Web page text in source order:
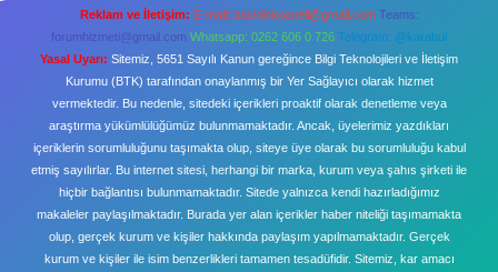
Reklam ve İletişim: E-mail: backlinkpaneli@gmail.com Teams:
forumhizmeti@gmail.com Whatsapp: 0262 606 0 726 Telegram: @karabul
Yasal Uyarı: Sitemiz, 5651 Sayılı Kanun gereğince Bilgi Teknolojileri ve İletişim
Kurumu (BTK) tarafından onaylanmış bir Yer Sağlayıcı olarak hizmet
vermektedir. Bu nedenle, sitedeki içerikleri proaktif olarak denetleme veya
araştırma yükümlülüğümüz bulunmamaktadır. Ancak, üyelerimiz yazdıkları
içeriklerin sorumluluğunu taşımakta olup, siteye üye olarak bu sorumluluğu kabul
etmiş sayılırlar. Bu internet sitesi, herhangi bir marka, kurum veya şahıs şirketi ile
hiçbir bağlantısı bulunmamaktadır. Sitede yalnızca kendi hazırladığımız
makaleler paylaşılmaktadır. Burada yer alan içerikler haber niteliği taşımamakta
olup, gerçek kurum ve kişiler hakkında paylaşım yapılmamaktadır. Gerçek
kurum ve kişiler ile isim benzerlikleri tamamen tesadüfidir. Sitemiz, kar amacı